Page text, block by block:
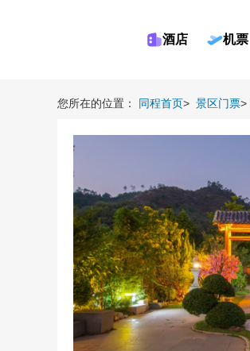
酒店 机票
您所在的位置： 同程首页> 景区门票>